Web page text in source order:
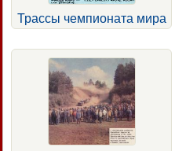
Трассы чемпионата мира